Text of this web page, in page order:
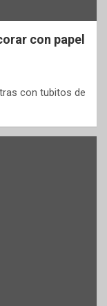
con papel
con tubitos de